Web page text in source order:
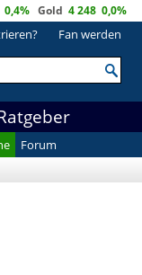
0,4% Gold 4 248 0,0%
Fan werden
Forum